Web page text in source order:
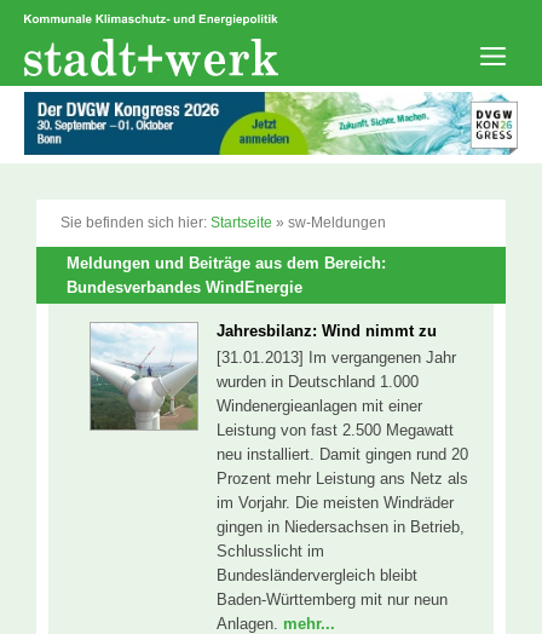
Zum
springen
Sie befinden sich hier: Startseite » sw-Meldungen
Meldungen und Beiträge aus dem Bereich:
Bundesverbandes WindEnergie
Jahresbilanz: Wind nimmt zu
[31.01.2013] Im vergangenen Jahr
wurden in Deutschland 1.000
Windenergieanlagen mit einer
Leistung von fast 2.500 Megawatt
neu installiert. Damit gingen rund 20
Prozent mehr Leistung ans Netz als
im Vorjahr. Die meisten Windräder
gingen in Niedersachsen in Betrieb,
Schlusslicht im
Bundesländervergleich bleibt
Baden-Württemberg mit nur neun
Anlagen. mehr...